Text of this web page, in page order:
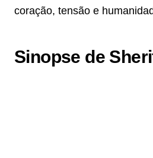
coração, tensão e
Sinopse de